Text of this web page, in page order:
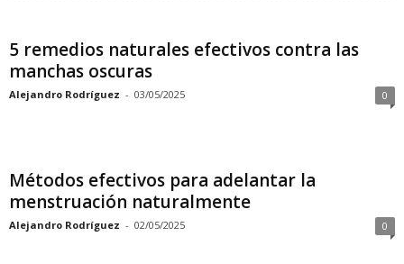
5 remedios naturales efectivos contra las
manchas oscuras
Alejandro Rodríguez - 03/05/2025 0
Métodos efectivos para adelantar la
menstruación naturalmente
Alejandro Rodríguez - 02/05/2025 0